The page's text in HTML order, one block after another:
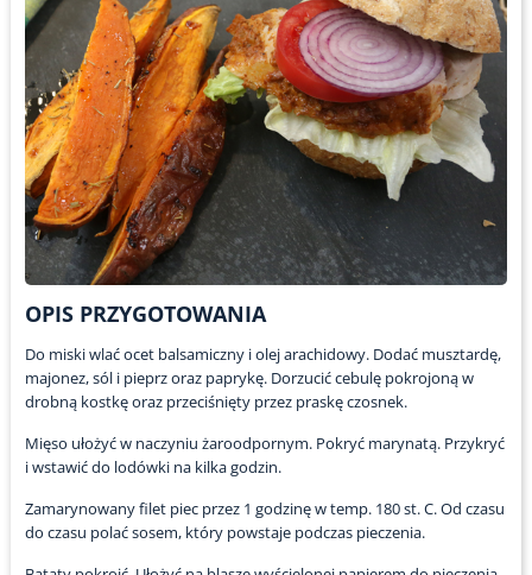
OPIS PRZYGOTOWANIA
Do miski wlać ocet balsamiczny i olej arachidowy. Dodać musztardę,
majonez, sól i pieprz oraz paprykę. Dorzucić cebulę pokrojoną w
drobną kostkę oraz przeciśnięty przez praskę czosnek.
Mięso ułożyć w naczyniu żaroodpornym. Pokryć marynatą. Przykryć
i wstawić do lodówki na kilka godzin.
Zamarynowany filet piec przez 1 godzinę w temp. 180 st. C. Od czasu
do czasu polać sosem, który powstaje podczas pieczenia.